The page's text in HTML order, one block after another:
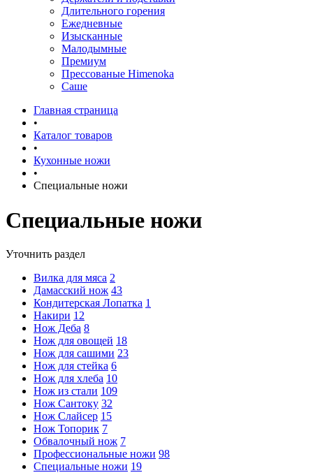
Длительного горения
Ежедневные
Изысканные
Малодымные
Премиум
Прессованые Himenoka
Саше
Главная страница
•
Каталог товаров
•
Кухонные ножи
•
Специальные ножи
Специальные ножи
Уточнить раздел
Вилка для мяса 2
Дамасский нож 43
Кондитерская Лопатка 1
Накири 12
Нож Деба 8
Нож для овощей 18
Нож для сашими 23
Нож для стейка 6
Нож для хлеба 10
Нож из стали 109
Нож Сантоку 32
Нож Слайсер 15
Нож Топорик 7
Обвалочный нож 7
Профессиональные ножи 98
Специальные ножи 19